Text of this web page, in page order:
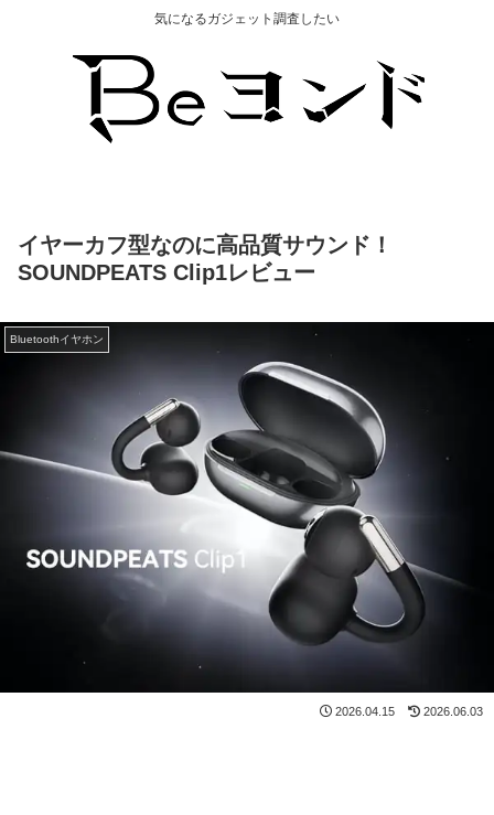
気になるガジェット調査したい
イヤーカフ型なのに高品質サウンド！
SOUNDPEATS Clip1レビュー
Bluetoothイヤホン
2026.04.15 2026.06.03